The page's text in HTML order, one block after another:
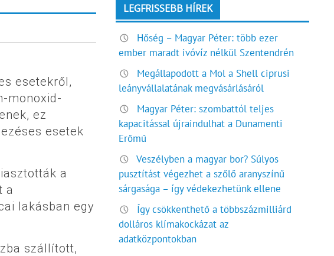
esetekről,
monoxid-
ez
esetek
a
a
lakásban egy
szállított,
LEGFRISSEBB HÍREK
Hőség – Magyar Péter: több ezer
ember maradt ivóvíz nélkül Szentendrén
Megállapodott a Mol a Shell ciprusi
leányvállalatának megvásárlásáról
Magyar Péter: szombattól teljes
kapacitással újraindulhat a Dunamenti
Erőmű
Veszélyben a magyar bor? Súlyos
pusztítást végezhet a szőlő aranyszínű
sárgasága – így védekezhetünk ellene
Így csökkenthető a többszázmilliárd
dolláros klímakockázat az
adatközpontokban